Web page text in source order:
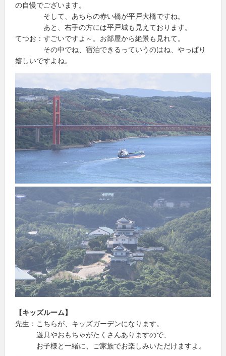
の自慢でございます。
そして、あちらの赤い橋が平戸大橋ですね。
あと、右手の方には平戸城も見えております。
てつお：すごいですよ～。お部屋から絶景も見れて。
その中でね、宿泊できるっていうのはね、やっぱり
嬉しいですよね。
【キッズルーム】
先生：こちらが、キッズガーデンになります。
遊具やおもちゃがたくさんありますので、
お子様と一緒に、ご家族でお楽しみいただけますよ。